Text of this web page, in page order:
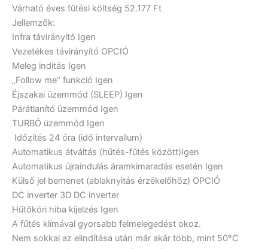
Várható éves fűtési költség 52.177 Ft
Jellemzők:
Infra távirányító Igen
Vezetékes távirányító OPCIÓ
Meleg indítás Igen
„Follow me” funkció Igen
Éjszakai üzemmód (SLEEP) Igen
Párátlanító üzemmód Igen
TURBÓ üzemmód Igen
Időzítés 24 óra (idő intervallum)
Automatikus átváltás (hűtés-fűtés között)Igen
Automatikus újraindulás áramkimaradás esetén Igen
Külső jel bemenet (ablaknyitás érzékelőhöz) OPCIÓ
DC inverter 3D DC inverter
Hűtőköri hiba kijelzés Igen
A fűtés klímával gyorsabb felmelegedést okoz.
Nem sokkal az elindítása után már akár több, mint 50°C